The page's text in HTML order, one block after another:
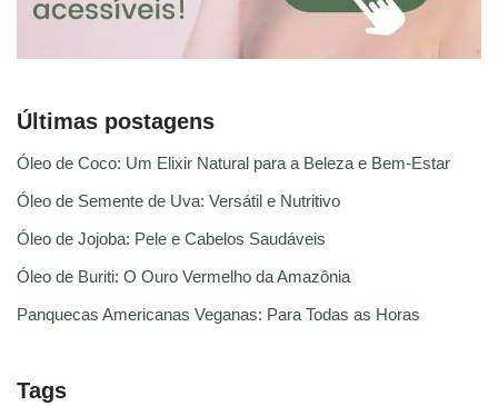
Últimas postagens
Óleo de Coco: Um Elixir Natural para a Beleza e Bem-Estar
Óleo de Semente de Uva: Versátil e Nutritivo
Óleo de Jojoba: Pele e Cabelos Saudáveis
Óleo de Buriti: O Ouro Vermelho da Amazônia
Panquecas Americanas Veganas: Para Todas as Horas
Tags